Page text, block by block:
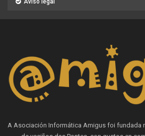
Aviso legal
A Asociación Informática Amigus foi fundada